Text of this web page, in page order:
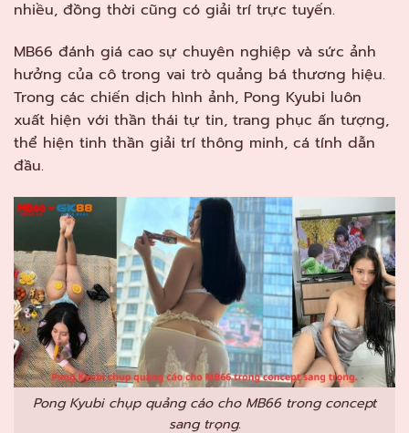
nhiều, đồng thời cũng có giải trí trực tuyến.
MB66 đánh giá cao sự chuyên nghiệp và sức ảnh
hưởng của cô trong vai trò quảng bá thương hiệu.
Trong các chiến dịch hình ảnh, Pong Kyubi luôn
xuất hiện với thần thái tự tin, trang phục ấn tượng,
thể hiện tinh thần giải trí thông minh, cá tính dẫn
đầu.
Pong Kyubi chụp quảng cáo cho MB66 trong concept
sang trọng.